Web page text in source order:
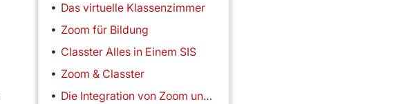
Das virtuelle Klassenzimmer
Zoom für Bildung
Classter Alles in Einem SIS
Zoom & Classter
Die Integration von Zoom und Classter funktioniert auf zwei Arten.